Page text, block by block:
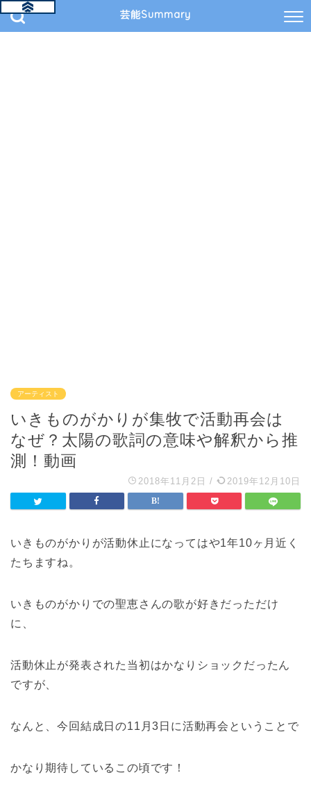
芸能Summary
アーティスト
いきものがかりが集牧で活動再会は
なぜ？太陽の歌詞の意味や解釈から推
測！動画
2018年11月2日 / 2019年12月10日
いきものがかりが活動休止になってはや1年10ヶ月近く
たちますね。
いきものがかりでの聖恵さんの歌が好きだっただけ
に、
活動休止が発表された当初はかなりショックだったん
ですが、
なんと、今回結成日の11月3日に活動再会ということで
かなり期待しているこの頃です！